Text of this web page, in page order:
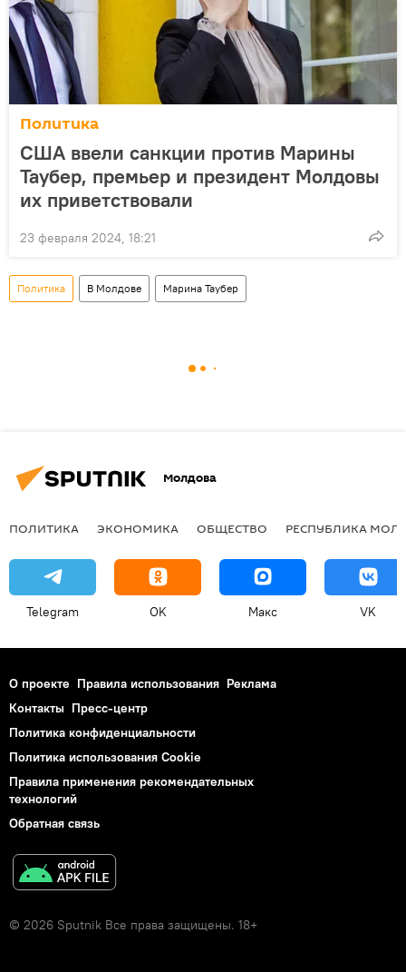
Политика
США ввели санкции против Марины
Таубер, премьер и президент Молдовы
их приветствовали
23 февраля 2024, 18:21
Политика В Молдове Марина Таубер
Молдова
ПОЛИТИКА ЭКОНОМИКА ОБЩЕСТВО РЕСПУБЛИКА
Telegram OK Макс VK
О проекте Правила использования Реклама
Контакты Пресс-центр
Политика конфиденциальности
Политика использования Cookie
Правила применения рекомендательных
технологий
Обратная связь
© 2026 Sputnik Все права защищены. 18+